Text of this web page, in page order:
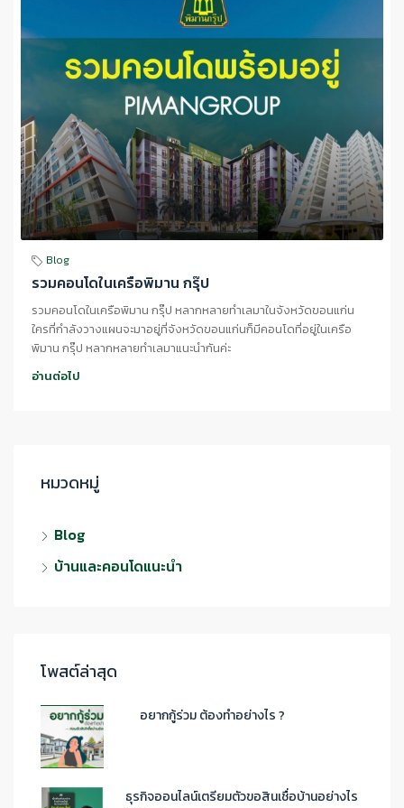
Blog
รวมคอนโดในเครือพิมาน กรุ๊ป
รวมคอนโดในเครือพิมาน กรุ๊ป หลากหลายทำเลมาในจังหวัดขอนแก่น
ใครที่กำลังวางแผนจะมาอยู่ที่จังหวัดขอนแก่นก็มีคอนโดที่อยู่ในเครือ
พิมาน กรุ๊ป หลากหลายทำเลมาแนะนำกันค่ะ
อ่านต่อไป
หมวดหมู่
Blog
บ้านและคอนโดแนะนำ
โพสต์ล่าสุด
อยากกู้ร่วม ต้องทำอย่างไร ?
ธุรกิจออนไลน์เตรียมตัวขอสินเชื่อบ้านอย่างไร